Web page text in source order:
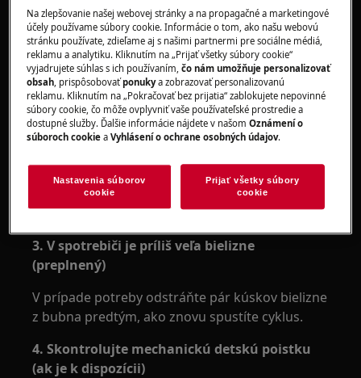
Riešenie:
1. Skontrolujte, či sú správne zatvorené
dvierka
V prípade potreby dvierka pevne zatlačte.
Budete počuť kliknutie.
2. Skontrolujte, či sa medzi tesnením dvierok
a sklom dvierok nezachytila bielizeň
V prípade potreby odstráňte pár kúskov bielizne
z bubna predtým, ako znovu spustíte cyklus.
3. V spotrebiči je príliš veľa bielizne
(preplnený)
V prípade potreby odstráňte pár kúskov bielizne
z bubna predtým, ako znovu spustíte cyklus.
4. Skontrolujte mechanickú detskú poistku
(ak je k dispozícii)
Na zlepšovanie našej webovej stránky a na propagačné a marketingové
účely používame súbory cookie. Informácie o tom, ako našu webovú
stránku používate, zdieľame aj s našimi partnermi pre sociálne médiá,
reklamu a analytiku. Kliknutím na „Prijať všetky súbory cookie“
vyjadrujete súhlas s ich používaním,čo nám umožňuje personalizovať
obsah, prispôsobovaťponukya zobrazovať personalizovanú
reklamu. Kliknutím na „Pokračovať bez prijatia“ zablokujete nepovinné
súbory cookie, čo môže ovplyvniť vaše používateľské prostredie a
dostupné služby. Ďalšie informácie nájdete v našomOznámení o
súboroch cookie aVyhlásení o ochrane osobných údajov.
Nastavenia súborov
cookie
Prijať všetky súbory
cookie